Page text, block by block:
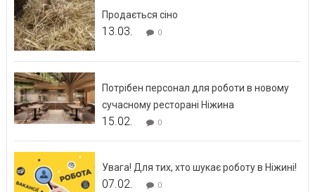
Продається сіно
13.03. 0
Потрібен персонал для роботи в новому
сучасному ресторані Ніжина
15.02. 0
Увага! Для тих, хто шукає роботу в Ніжині!
07.02. 0